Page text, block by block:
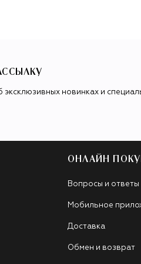
новинках и
ОНЛАЙН
Вопросы и ответы
Мобильное
Доставка
Обмен и возврат